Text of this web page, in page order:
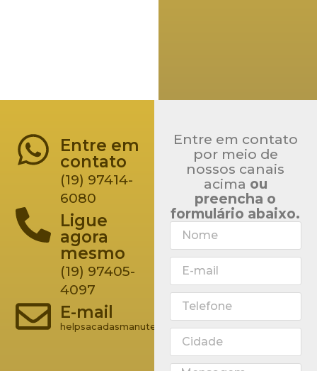
Entre em
contato
(19) 97414-
6080
Ligue
agora
mesmo
(19) 97405-
4097
E-mail
helpsacadasmanutencao@gmail.com
Entre em contato
por meio de
nossos canais
acima ou
preencha o
formulário abaixo.